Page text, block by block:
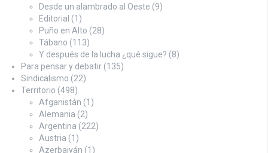
Desde un alambrado al Oeste (9)
Editorial (1)
Puño en Alto (28)
Tábano (113)
Y después de la lucha ¿qué sigue? (8)
Para pensar y debatir (135)
Sindicalismo (22)
Territorio (498)
Afganistán (1)
Alemania (2)
Argentina (222)
Austria (1)
Azerbaiyán (1)